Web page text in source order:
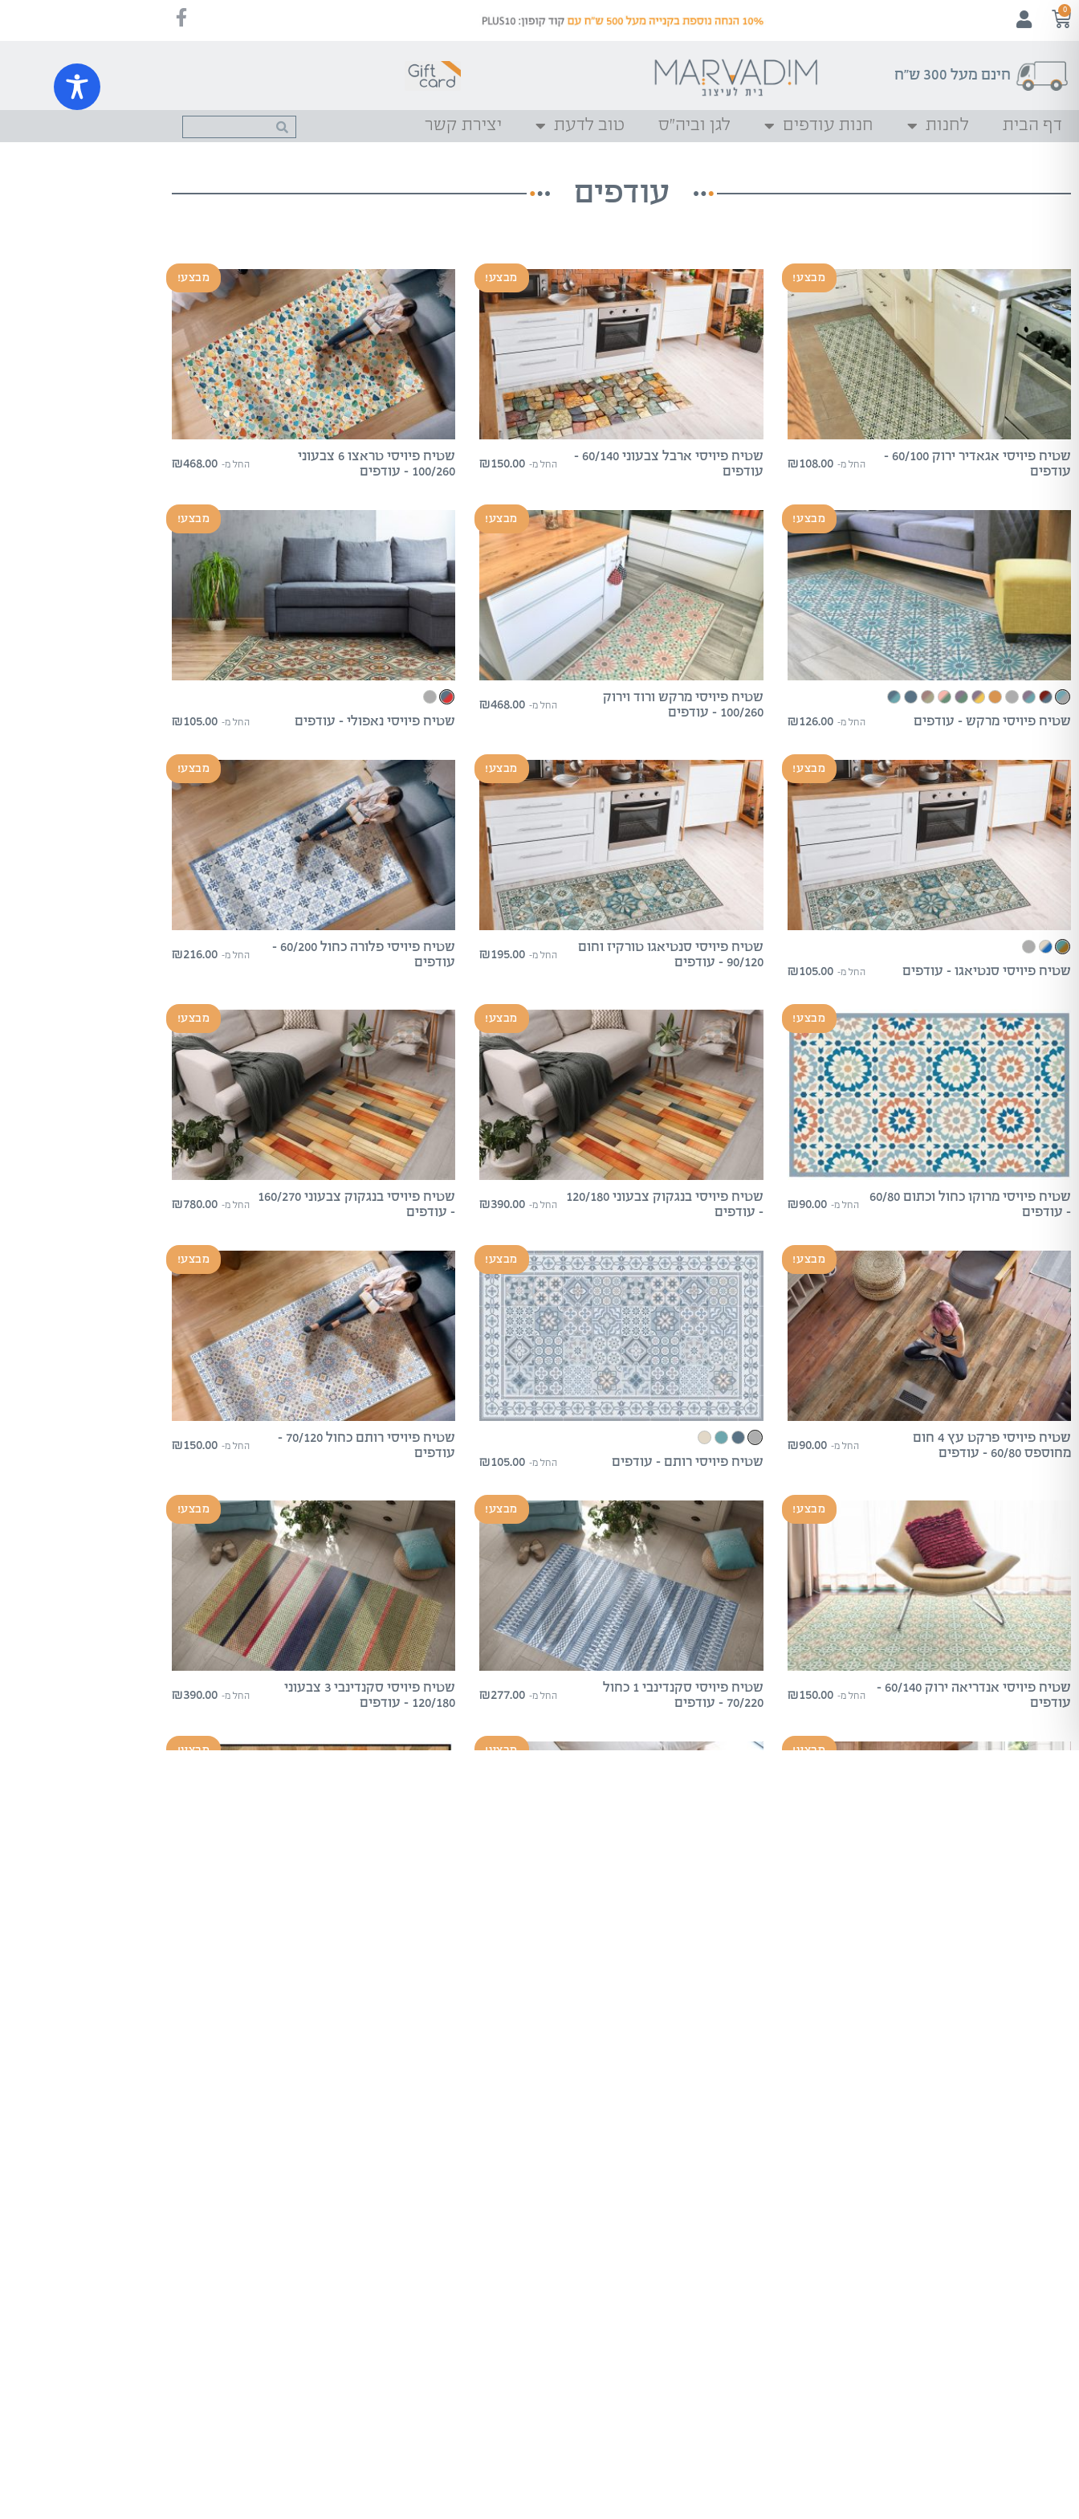
0
חינם מעל 300 ש"ח
דף הבית לחנות חנות עודפים לגן וביה”ס טוב לדעת יצירת קשר
עודפים
מבצע!
שטיח פיויסי אגאדיר ירוק 60/100 –
עודפים
החל מ- ₪108.00
מבצע!
שטיח פיויסי ארבל צבעוני 60/140 –
עודפים
החל מ- ₪150.00
מבצע!
שטיח פיויסי טראצו 6 צבעוני
100/260 – עודפים
החל מ- ₪468.00
מבצע!
שטיח פיויסי מרקש – עודפים החל מ- ₪126.00
מבצע!
שטיח פיויסי מרקש ורוד וירוק
100/260 – עודפים
החל מ- ₪468.00
מבצע!
שטיח פיויסי נאפולי – עודפים החל מ- ₪105.00
מבצע!
שטיח פיויסי סנטיאגו – עודפים החל מ- ₪105.00
מבצע!
שטיח פיויסי סנטיאגו טורקיז וחום
90/120 – עודפים
החל מ- ₪195.00
מבצע!
שטיח פיויסי פלורה כחול 60/200 –
עודפים
החל מ- ₪216.00
מבצע!
שטיח פיויסי מרוקו כחול וכתום 60/80
– עודפים
החל מ- ₪90.00
מבצע!
שטיח פיויסי בנגקוק צבעוני 120/180
– עודפים
החל מ- ₪390.00
מבצע!
שטיח פיויסי בנגקוק צבעוני 160/270
– עודפים
החל מ- ₪780.00
מבצע!
שטיח פיויסי פרקט עץ 4 חום
מחוספס 60/80 – עודפים
החל מ- ₪90.00
מבצע!
שטיח פיויסי רותם – עודפים החל מ- ₪105.00
מבצע!
שטיח פיויסי רותם כחול 70/120 –
עודפים
החל מ- ₪150.00
מבצע!
שטיח פיויסי אנדריאה ירוק 60/140 –
עודפים
החל מ- ₪150.00
מבצע!
שטיח פיויסי סקנדינבי 1 כחול
70/220 – עודפים
החל מ- ₪277.00
מבצע!
שטיח פיויסי סקנדינבי 3 צבעוני
120/180 – עודפים
החל מ- ₪390.00
מבצע! מבצע! מבצע!